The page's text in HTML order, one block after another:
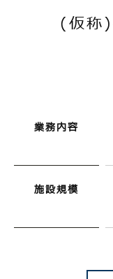
(仮称)
業務内容
施設規模